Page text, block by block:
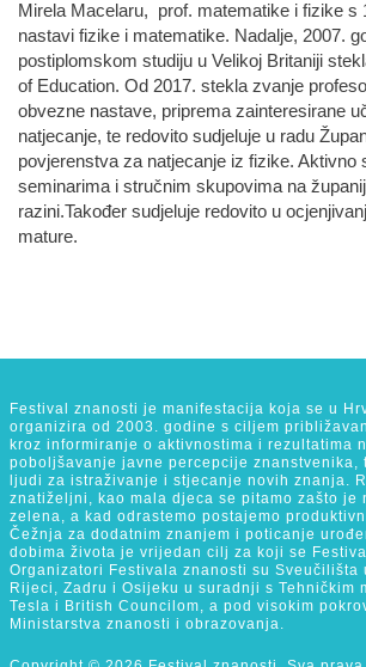
Mirela Macelaru, prof. matematike i fizike s
nastavi fizike i matematike. Nadalje, 2007.
postiplomskom studiju u Velikoj Britaniji
of Education. Od 2017. stekla zvanje
obvezne nastave, priprema zainteresirane
natjecanje, te redovito sudjeluje u radu
povjerenstva za natjecanje iz fizike. Aktivno
seminarima i stručnim skupovima na
razini.Također sudjeluje redovito u
mature.
Festival znanosti je manifestacija koja se u
organizira od 2003. godine s ciljem
kroz informiranje o aktivnostima i rezultatima
poboljšavanje javne percepcije znanstvenika,
ljudi za istraživanje i stjecanje novih znanja.
znatiželjni, kao mala djeca se pitamo zašto je
zelena, a kad odrastemo postajemo
Čežnja za dodatnim znanjem i poticanje
dobima života je vrijedan cilj za koji se
Organizatori Festivala znanosti su Sveučilišta
Rijeci, Zadru i Osijeku u suradnji s Tehničkim
Tesla i British Councilom, a pod visokim
Ministarstva znanosti i obrazovanja.